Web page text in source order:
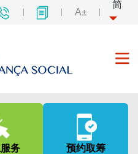
A±
简
们
务 预约取筹